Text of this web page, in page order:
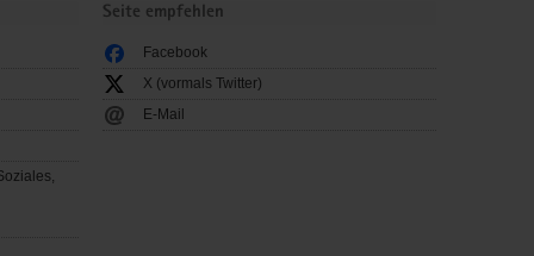
Seite empfehlen
Facebook
X (vormals Twitter)
E-Mail